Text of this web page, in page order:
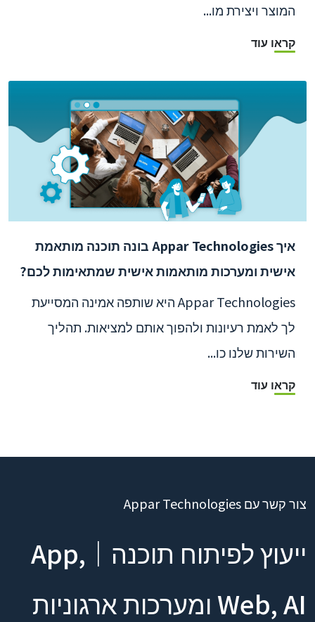
המוצר ויצירת מו...
קראו עוד
איך Appar Technologies בונה תוכנה מותאמת
אישית ומערכות מותאמות אישית שמתאימות לכם?
Appar Technologies היא שותפה אמינה המסייעת
לך לאמת רעיונות ולהפוך אותם למציאות. תהליך
השירות שלנו כו...
קראו עוד
צור קשר עם Appar Technologies
ייעוץ לפיתוח תוכנה｜App,
Web, AI ומערכות ארגוניות